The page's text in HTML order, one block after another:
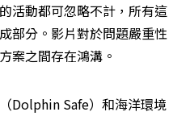
活動都可忽略不計，所有這
部分。影片對於問題嚴重性
案之間存在鴻溝。
Dolphin Safe）和海洋環境